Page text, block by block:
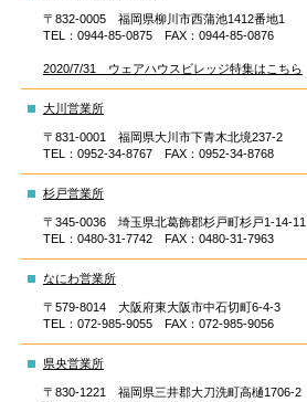
〒832-0005 福岡県柳川市西蒲池1412番地1
TEL：0944-85-0875 FAX：0944-85-0876
2020/7/31 ウェアハウスビレッジ特集はこちら
大川営業所
〒831-0001 福岡県大川市下青木北境237-2
TEL：0952-34-8767 FAX：0952-34-8768
杉戸営業所
〒345-0036 埼玉県北葛飾郡杉戸町杉戸1-14-11
TEL：0480-31-7742 FAX：0480-31-7963
なにわ営業所
〒579-8014 大阪府東大阪市中石切町6-4-3
TEL：072-985-9055 FAX：072-985-9056
県央営業所
〒830-1221 福岡県三井郡大刀洗町高樋1706-2